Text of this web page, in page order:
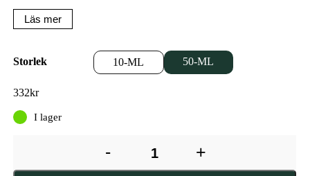
Läs mer
Storlek 10-ML 50-ML
332kr
I lager
- +